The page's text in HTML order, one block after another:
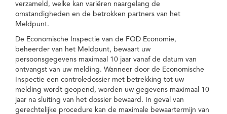
verzameld, welke kan variëren naargelang de
omstandigheden en de betrokken partners van het
Meldpunt.
De Economische Inspectie van de FOD Economie,
beheerder van het Meldpunt, bewaart uw
persoonsgegevens maximaal 10 jaar vanaf de datum van
ontvangst van uw melding. Wanneer door de Economische
Inspectie een controledossier met betrekking tot uw
melding wordt geopend, worden uw gegevens maximaal 10
jaar na sluiting van het dossier bewaard. In geval van
gerechtelijke procedure kan de maximale bewaartermijn van